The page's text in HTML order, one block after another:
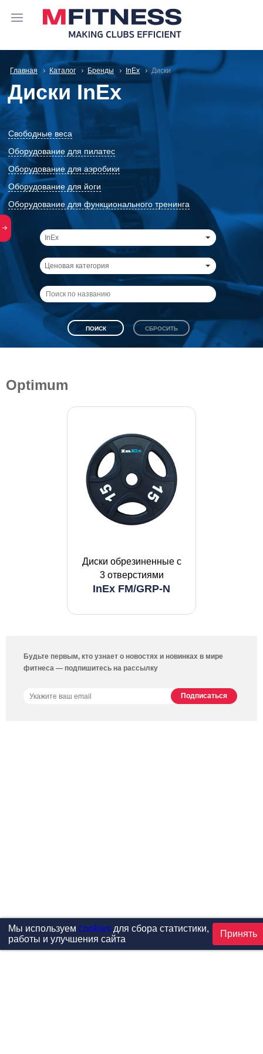
Главная Каталог Бренды InEx Диски
Диски InEx
Свободные веса
Оборудование для пилатес
Оборудование для аэробики
Оборудование для йоги
Оборудование для функционального тренинга
InEx
Ценовая категория
Optimum
Диски обрезиненные с
3 отверстиями
InEx FM/GRP-N
Будьте первым, кто узнает о новостях и новинках в мире
фитнеса — подпишитесь на рассылку
Мы используем cookiesдля сбора статистики,
работы и улучшения сайта
Принять